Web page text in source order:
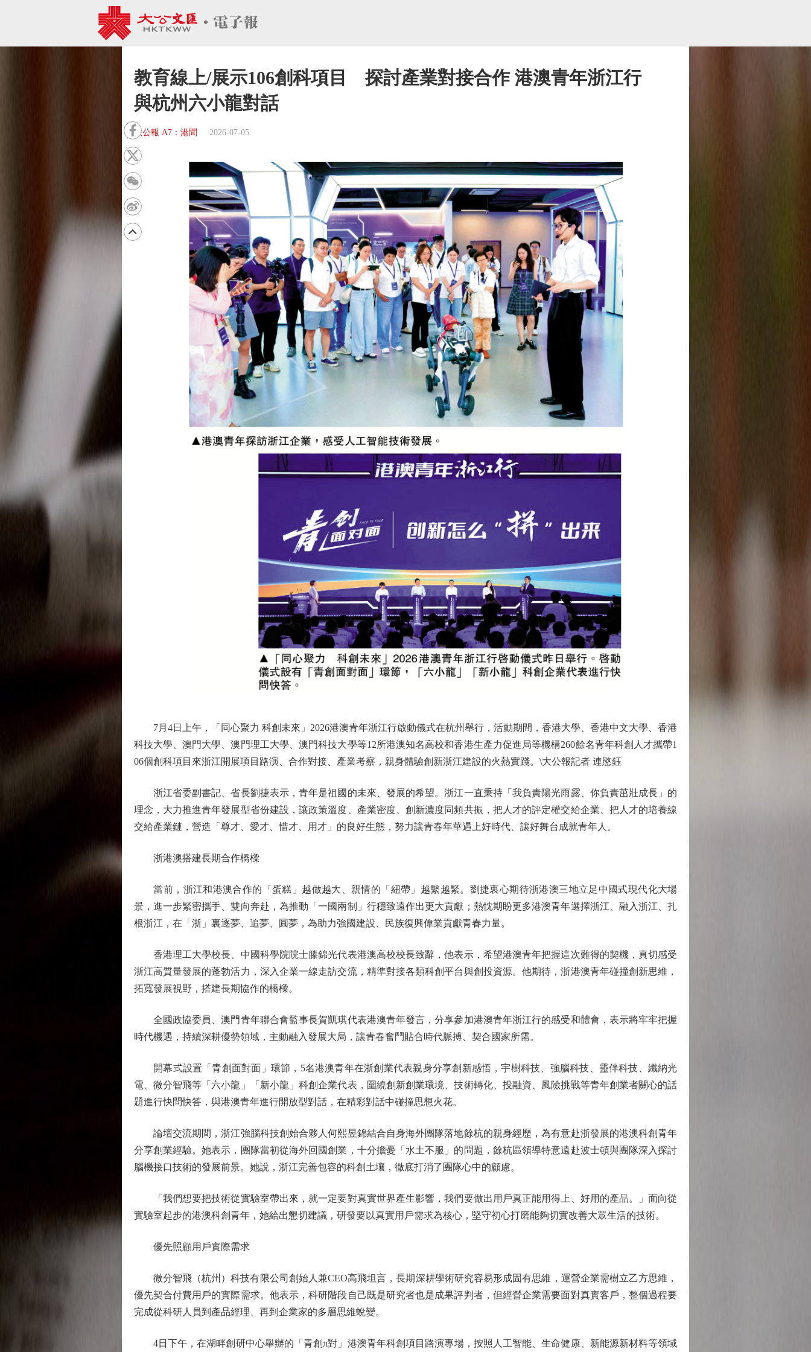
教育線上/展示106創科項目 探討產業對接合作 港澳青年浙江行
與杭州六小龍對話
大公報 A7：港聞 2026-07-05
7月4日上午，「同心聚力 科創未來」2026港澳青年浙江行啟動儀式在杭州舉行，活動期間，香港大學、香港中文大學、香港
科技大學、澳門大學、澳門理工大學、澳門科技大學等12所港澳知名高校和香港生產力促進局等機構260餘名青年科創人才攜帶1
06個創科項目來浙江開展項目路演、合作對接、產業考察，親身體驗創新浙江建設的火熱實踐。\大公報記者 連愍鈺
浙江省委副書記、省長劉捷表示，青年是祖國的未來、發展的希望。浙江一直秉持「我負責陽光雨露、你負責茁壯成長」的
理念，大力推進青年發展型省份建設，讓政策溫度、產業密度、創新濃度同頻共振，把人才的評定權交給企業、把人才的培養線
交給產業鏈，營造「尊才、愛才、惜才、用才」的良好生態，努力讓青春年華遇上好時代、讓好舞台成就青年人。
浙港澳搭建長期合作橋樑
當前，浙江和港澳合作的「蛋糕」越做越大、親情的「紐帶」越繫越緊。劉捷衷心期待浙港澳三地立足中國式現代化大場
景，進一步緊密攜手、雙向奔赴，為推動「一國兩制」行穩致遠作出更大貢獻；熱忱期盼更多港澳青年選擇浙江、融入浙江、扎
根浙江，在「浙」裏逐夢、追夢、圓夢，為助力強國建設、民族復興偉業貢獻青春力量。
香港理工大學校長、中國科學院院士滕錦光代表港澳高校校長致辭，他表示，希望港澳青年把握這次難得的契機，真切感受
浙江高質量發展的蓬勃活力，深入企業一線走訪交流，精準對接各類科創平台與創投資源。他期待，浙港澳青年碰撞創新思維，
拓寬發展視野，搭建長期協作的橋樑。
全國政協委員、澳門青年聯合會監事長賀凱琪代表港澳青年發言，分享參加港澳青年浙江行的感受和體會，表示將牢牢把握
時代機遇，持續深耕優勢領域，主動融入發展大局，讓青春奮鬥貼合時代脈搏、契合國家所需。
開幕式設置「青創面對面」環節，5名港澳青年在浙創業代表親身分享創新感悟，宇樹科技、強腦科技、靈伴科技、纖納光
電、微分智飛等「六小龍」「新小龍」科創企業代表，圍繞創新創業環境、技術轉化、投融資、風險挑戰等青年創業者關心的話
題進行快問快答，與港澳青年進行開放型對話，在精彩對話中碰撞思想火花。
論壇交流期間，浙江強腦科技創始合夥人何熙昱錦結合自身海外團隊落地餘杭的親身經歷，為有意赴浙發展的港澳科創青年
分享創業經驗。她表示，團隊當初從海外回國創業，十分擔憂「水土不服」的問題，餘杭區領導特意遠赴波士頓與團隊深入探討
腦機接口技術的發展前景。她說，浙江完善包容的科創土壤，徹底打消了團隊心中的顧慮。
「我們想要把技術從實驗室帶出來，就一定要對真實世界產生影響，我們要做出用戶真正能用得上、好用的產品。」面向從
實驗室起步的港澳科創青年，她給出懇切建議，研發要以真實用戶需求為核心，堅守初心打磨能夠切實改善大眾生活的技術。
優先照顧用戶實際需求
微分智飛（杭州）科技有限公司創始人兼CEO高飛坦言，長期深耕學術研究容易形成固有思維，運營企業需樹立乙方思維，
優先契合付費用戶的實際需求。他表示，科研階段自己既是研究者也是成果評判者，但經營企業需要面對真實客戶，整個過程要
完成從科研人員到產品經理、再到企業家的多層思維蛻變。
4日下午，在湖畔創研中心舉辦的「青創π對」港澳青年科創項目路演專場，按照人工智能、生命健康、新能源新材料等領域